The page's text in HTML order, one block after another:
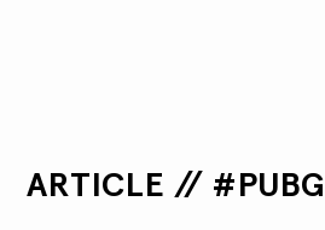
ARTICLE // #PUBG